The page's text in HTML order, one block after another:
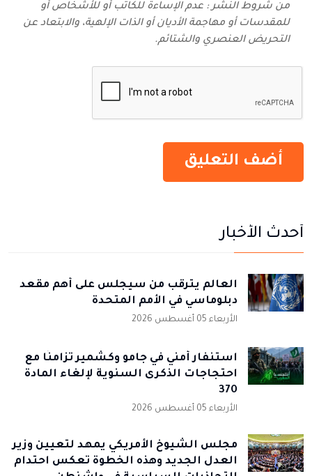
من شروط النشر : عدم الإساءة للكاتب أو للأشخاص أو
للمقدسات أو مهاجمة الأديان أو الذات الإلهية، والابتعاد عن
التحريض العنصري والشتائم‬.
أحدث الأخبار
العالم يترقب من سيجلس على أهم مقعد
دبلوماسي في الأمم المتحدة
الأربعاء 05 أغسطس 2026
استنفار أمني في جامو وكشمير تزامنًا مع
احتجاجات الذكرى السنوية لإلغاء المادة
370
الأربعاء 05 أغسطس 2026
مجلس الشيوخ الأمريكي يمهد لتعيين وزير
العدل الجديد وهذه الخطوة تعكس احتدام